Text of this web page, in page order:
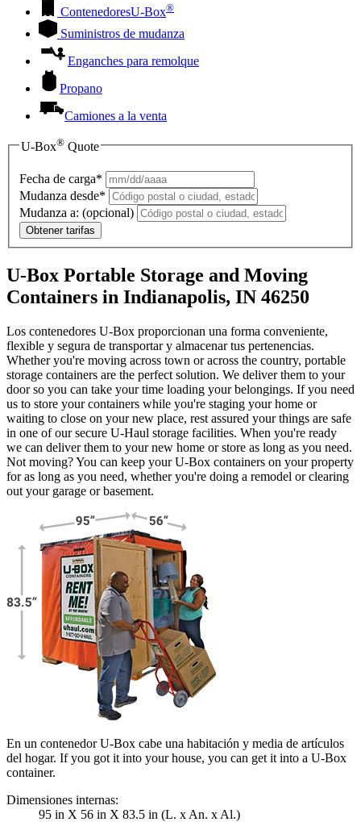
ContenedoresU-Box®
Suministros de mudanza
Enganches para remolque
Propano
Camiones a la venta
U-Box® Quote
Fecha de carga*
Mudanza desde*
Mudanza a: (opcional)
Obtener tarifas
U-Box Portable Storage and Moving
Containers in Indianapolis, IN 46250
Los contenedores U-Box proporcionan una forma conveniente,
flexible y segura de transportar y almacenar tus pertenencias.
Whether you're moving across town or across the country, portable
storage containers are the perfect solution. We deliver them to your
door so you can take your time loading your belongings. If you need
us to store your containers while you're staging your home or
waiting to close on your new place, rest assured your things are safe
in one of our secure U-Haul storage facilities. When you're ready
we can deliver them to your new home or store as long as you need.
Not moving? You can keep yourU-Box containers on your property
for as long as you need, whether you're doing a remodel or clearing
out your garage or basement.
En un contenedor U-Box cabe una habitación y media de artículos
del hogar. If you got it into your house, you can get it into a U-Box
container.
Dimensiones internas:
95 in X 56 in X 83.5 in (L. x An. x Al.)